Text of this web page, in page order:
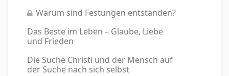
Warum sind Festungen entstanden?
Das Beste im Leben – Glaube, Liebe
und Frieden
Die Suche Christi und der Mensch auf
der Suche nach sich selbst